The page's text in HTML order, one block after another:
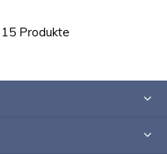
Produkte